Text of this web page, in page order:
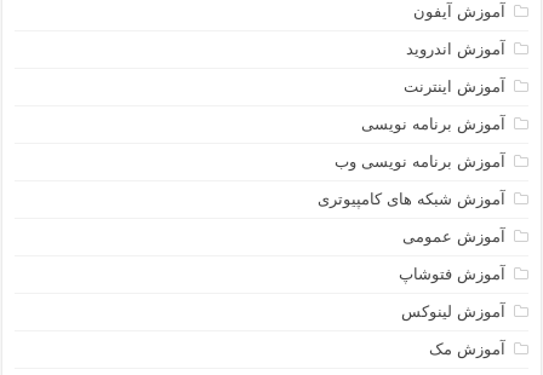
آموزش آیفون
آموزش اندروید
آموزش اینترنت
آموزش برنامه نویسی
آموزش برنامه نویسی وب
آموزش شبکه های کامپیوتری
آموزش عمومی
آموزش فتوشاپ
آموزش لینوکس
آموزش مک